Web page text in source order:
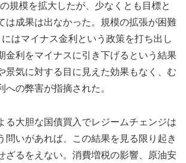
規模を拡大したが、少なくとも目標と
は成果は出なかった。規模の拡張が困難
はマイナス金利という政策を打ち出し
金利をマイナスに引き下げるという結果
景気に対する目に見えた効果もなく、む
への弊害が指摘された。
る大胆な国債買入でレジームチェンジは
問いがあれば、この結果を見る限り起き
ざるをえない。消費増税の影響、原油安